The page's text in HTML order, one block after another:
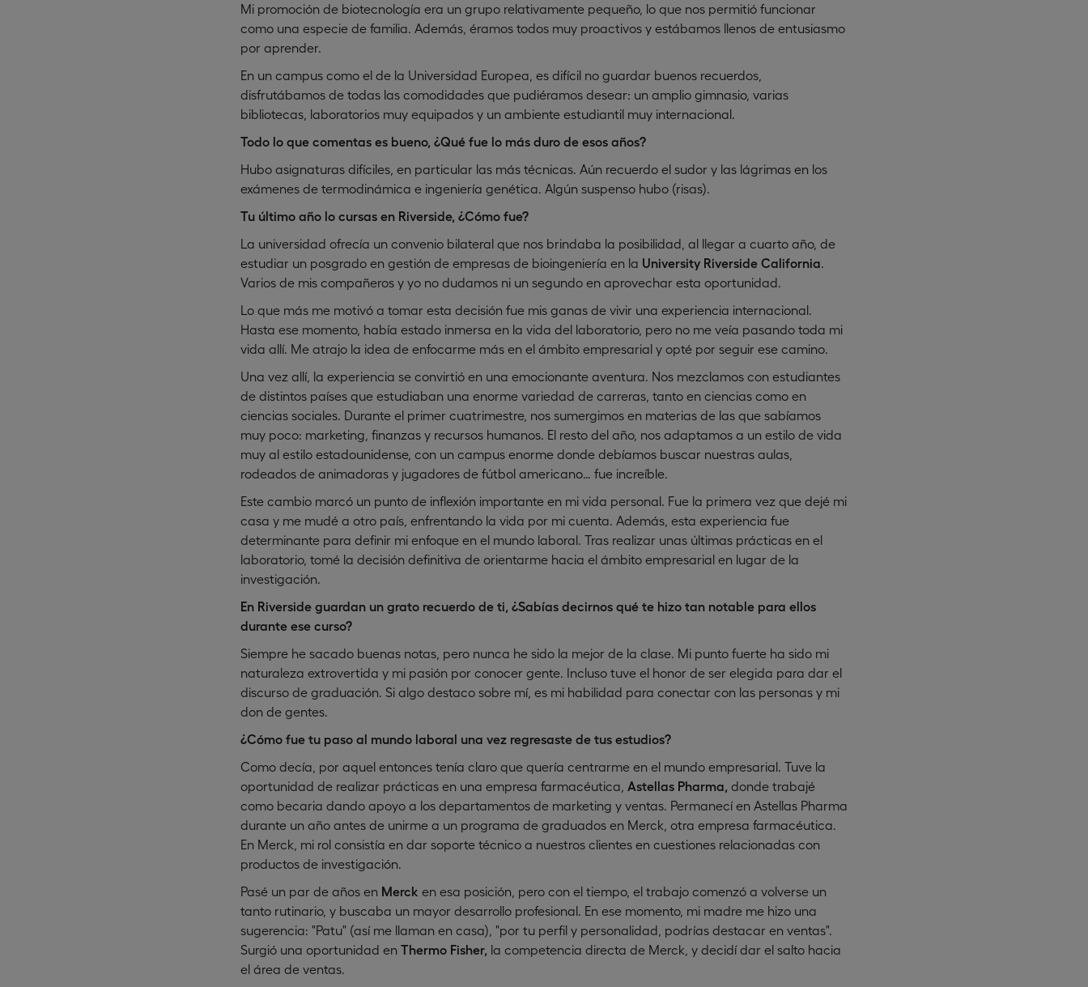
Mi promoción de biotecnología era un grupo relativamente pequeño, lo que nos permitió funcionar
como una especie de familia. Además, éramos todos muy proactivos y estábamos llenos de entusiasmo
por aprender.
En un campus como el de la Universidad Europea, es difícil no guardar buenos recuerdos,
disfrutábamos de todas las comodidades que pudiéramos desear: un amplio gimnasio, varias
bibliotecas, laboratorios muy equipados y un ambiente estudiantil muy internacional.
Todo lo que comentas es bueno, ¿Qué fue lo más duro de esos años?
Hubo asignaturas difíciles, en particular las más técnicas. Aún recuerdo el sudor y las lágrimas en los
exámenes de termodinámica e ingeniería genética. Algún suspenso hubo (risas).
Tu último año lo cursas en Riverside, ¿Cómo fue?
La universidad ofrecía un convenio bilateral que nos brindaba la posibilidad, al llegar a cuarto año, de
estudiar un posgrado en gestión de empresas de bioingeniería en la University Riverside California.
Varios de mis compañeros y yo no dudamos ni un segundo en aprovechar esta oportunidad.
Lo que más me motivó a tomar esta decisión fue mis ganas de vivir una experiencia internacional.
Hasta ese momento, había estado inmersa en la vida del laboratorio, pero no me veía pasando toda mi
vida allí. Me atrajo la idea de enfocarme más en el ámbito empresarial y opté por seguir ese camino.
Una vez allí, la experiencia se convirtió en una emocionante aventura. Nos mezclamos con estudiantes
de distintos países que estudiaban una enorme variedad de carreras, tanto en ciencias como en
ciencias sociales. Durante el primer cuatrimestre, nos sumergimos en materias de las que sabíamos
muy poco: marketing, finanzas y recursos humanos. El resto del año, nos adaptamos a un estilo de vida
muy al estilo estadounidense, con un campus enorme donde debíamos buscar nuestras aulas,
rodeados de animadoras y jugadores de fútbol americano… fue increíble.
Este cambio marcó un punto de inflexión importante en mi vida personal. Fue la primera vez que dejé mi
casa y me mudé a otro país, enfrentando la vida por mi cuenta. Además, esta experiencia fue
determinante para definir mi enfoque en el mundo laboral. Tras realizar unas últimas prácticas en el
laboratorio, tomé la decisión definitiva de orientarme hacia el ámbito empresarial en lugar de la
investigación.
En Riverside guardan un grato recuerdo de ti, ¿Sabías decirnos qué te hizo tan notable para ellos
durante ese curso?
Siempre he sacado buenas notas, pero nunca he sido la mejor de la clase. Mi punto fuerte ha sido mi
naturaleza extrovertida y mi pasión por conocer gente. Incluso tuve el honor de ser elegida para dar el
discurso de graduación. Si algo destaco sobre mí, es mi habilidad para conectar con las personas y mi
don de gentes.
¿Cómo fue tu paso al mundo laboral una vez regresaste de tus estudios?
Como decía, por aquel entonces tenía claro que quería centrarme en el mundo empresarial. Tuve la
oportunidad de realizar prácticas en una empresa farmacéutica, Astellas Pharma, donde trabajé
como becaria dando apoyo a los departamentos de marketing y ventas. Permanecí en Astellas Pharma
durante un año antes de unirme a un programa de graduados en Merck, otra empresa farmacéutica.
En Merck, mi rol consistía en dar soporte técnico a nuestros clientes en cuestiones relacionadas con
productos de investigación.
Pasé un par de años en Merck en esa posición, pero con el tiempo, el trabajo comenzó a volverse un
tanto rutinario, y buscaba un mayor desarrollo profesional. En ese momento, mi madre me hizo una
sugerencia: "Patu" (así me llaman en casa), "por tu perfil y personalidad, podrías destacar en ventas".
Surgió una oportunidad en Thermo Fisher, la competencia directa de Merck, y decidí dar el salto hacia
el área de ventas.